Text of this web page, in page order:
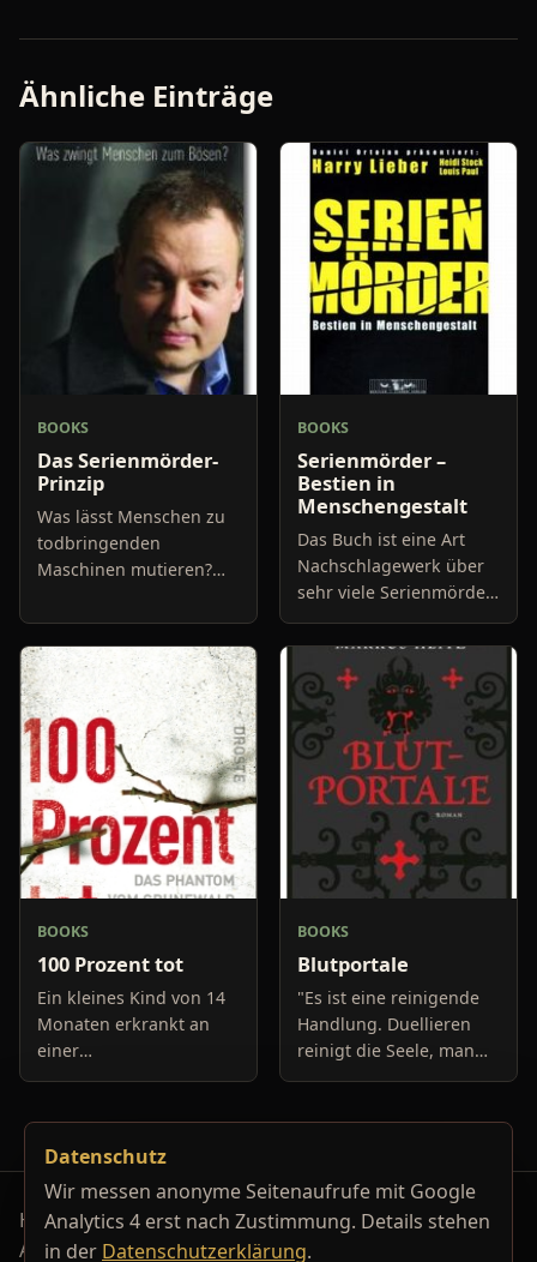
Ähnliche Einträge
BOOKS
Das Serienmörder-
Prinzip
Was lässt Menschen zu
todbringenden
Maschinen mutieren?
Artgenossen scheinen
offenbar eine versteckte
Steuerung im Kopf
haben, die nur darauf w
BOOKS
Serienmörder –
Bestien in
Menschengestalt
Das Buch ist eine Art
Nachschlagewerk über
sehr viele Serienmörder,
über die wohl der ein
oder andere schon mal
was gehört hat. Namen
wie Charles Manson, E
BOOKS
100 Prozent tot
Ein kleines Kind von 14
Monaten erkrankt an
einer
Hirnhautentzündung,
In der Folgezeit wird das
Kind von seinen Eltern
stark kontrol
BOOKS
Blutportale
"Es ist eine reinigende
Handlung. Duellieren
reinigt die Seele, man
wird alle Rachegelüste,
dabei. Das ist das
Horrorfilm-Reviews, Serienkiller-Profile und Genre-
Archiv.
Datenschutz
Wir messen anonyme Seitenaufrufe mit Google
Analytics 4 erst nach Zustimmung. Details stehen
in der Datenschutzerklärung.